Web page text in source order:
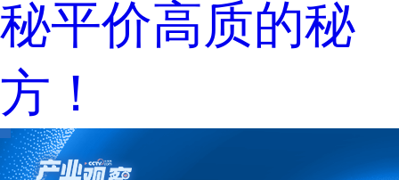
秘平价高质的秘
方！